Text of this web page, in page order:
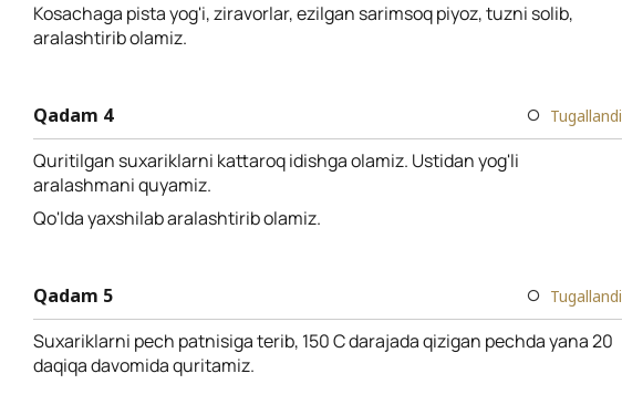
Kosachaga pista yog'i, ziravorlar, ezilgan sarimsoq piyoz, tuzni solib,
aralashtirib olamiz.
Qadam 4 Tugallandi
Quritilgan suxariklarni kattaroq idishga olamiz. Ustidan yog'li
aralashmani quyamiz.
Qo'lda yaxshilab aralashtirib olamiz.
Qadam 5 Tugallandi
Suxariklarni pech patnisiga terib, 150 C darajada qizigan pechda yana 20
daqiqa davomida quritamiz.